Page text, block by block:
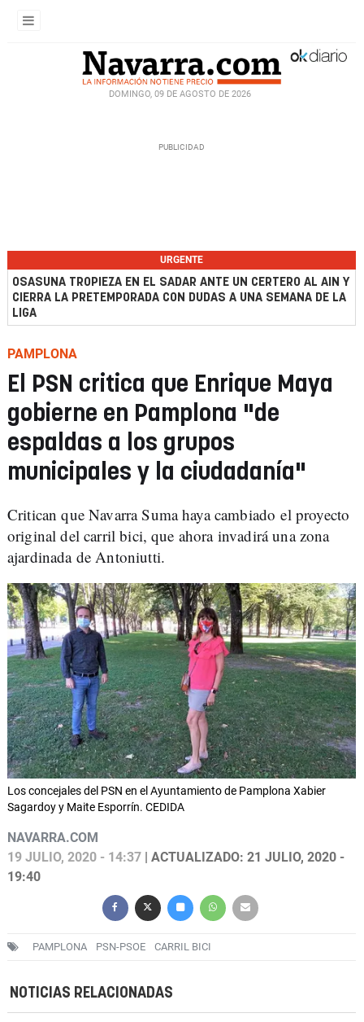
DOMINGO, 09 DE AGOSTO DE 2026
URGENTE
OSASUNA TROPIEZA EN EL SADAR ANTE UN CERTERO AL AIN Y
CIERRA LA PRETEMPORADA CON DUDAS A UNA SEMANA DE LA
LIGA
PAMPLONA
El PSN critica que Enrique Maya
gobierne en Pamplona "de
espaldas a los grupos
municipales y la ciudadanía"
Critican que Navarra Suma haya cambiado el proyecto
original del carril bici, que ahora invadirá una zona
ajardinada de Antoniutti.
Los concejales del PSN en el Ayuntamiento de Pamplona Xabier
Sagardoy y Maite Esporrín. CEDIDA
NAVARRA.COM
19 JULIO, 2020 - 14:37 | ACTUALIZADO: 21 JULIO, 2020 -
19:40
PAMPLONA PSN-PSOE CARRIL BICI
NOTICIAS RELACIONADAS